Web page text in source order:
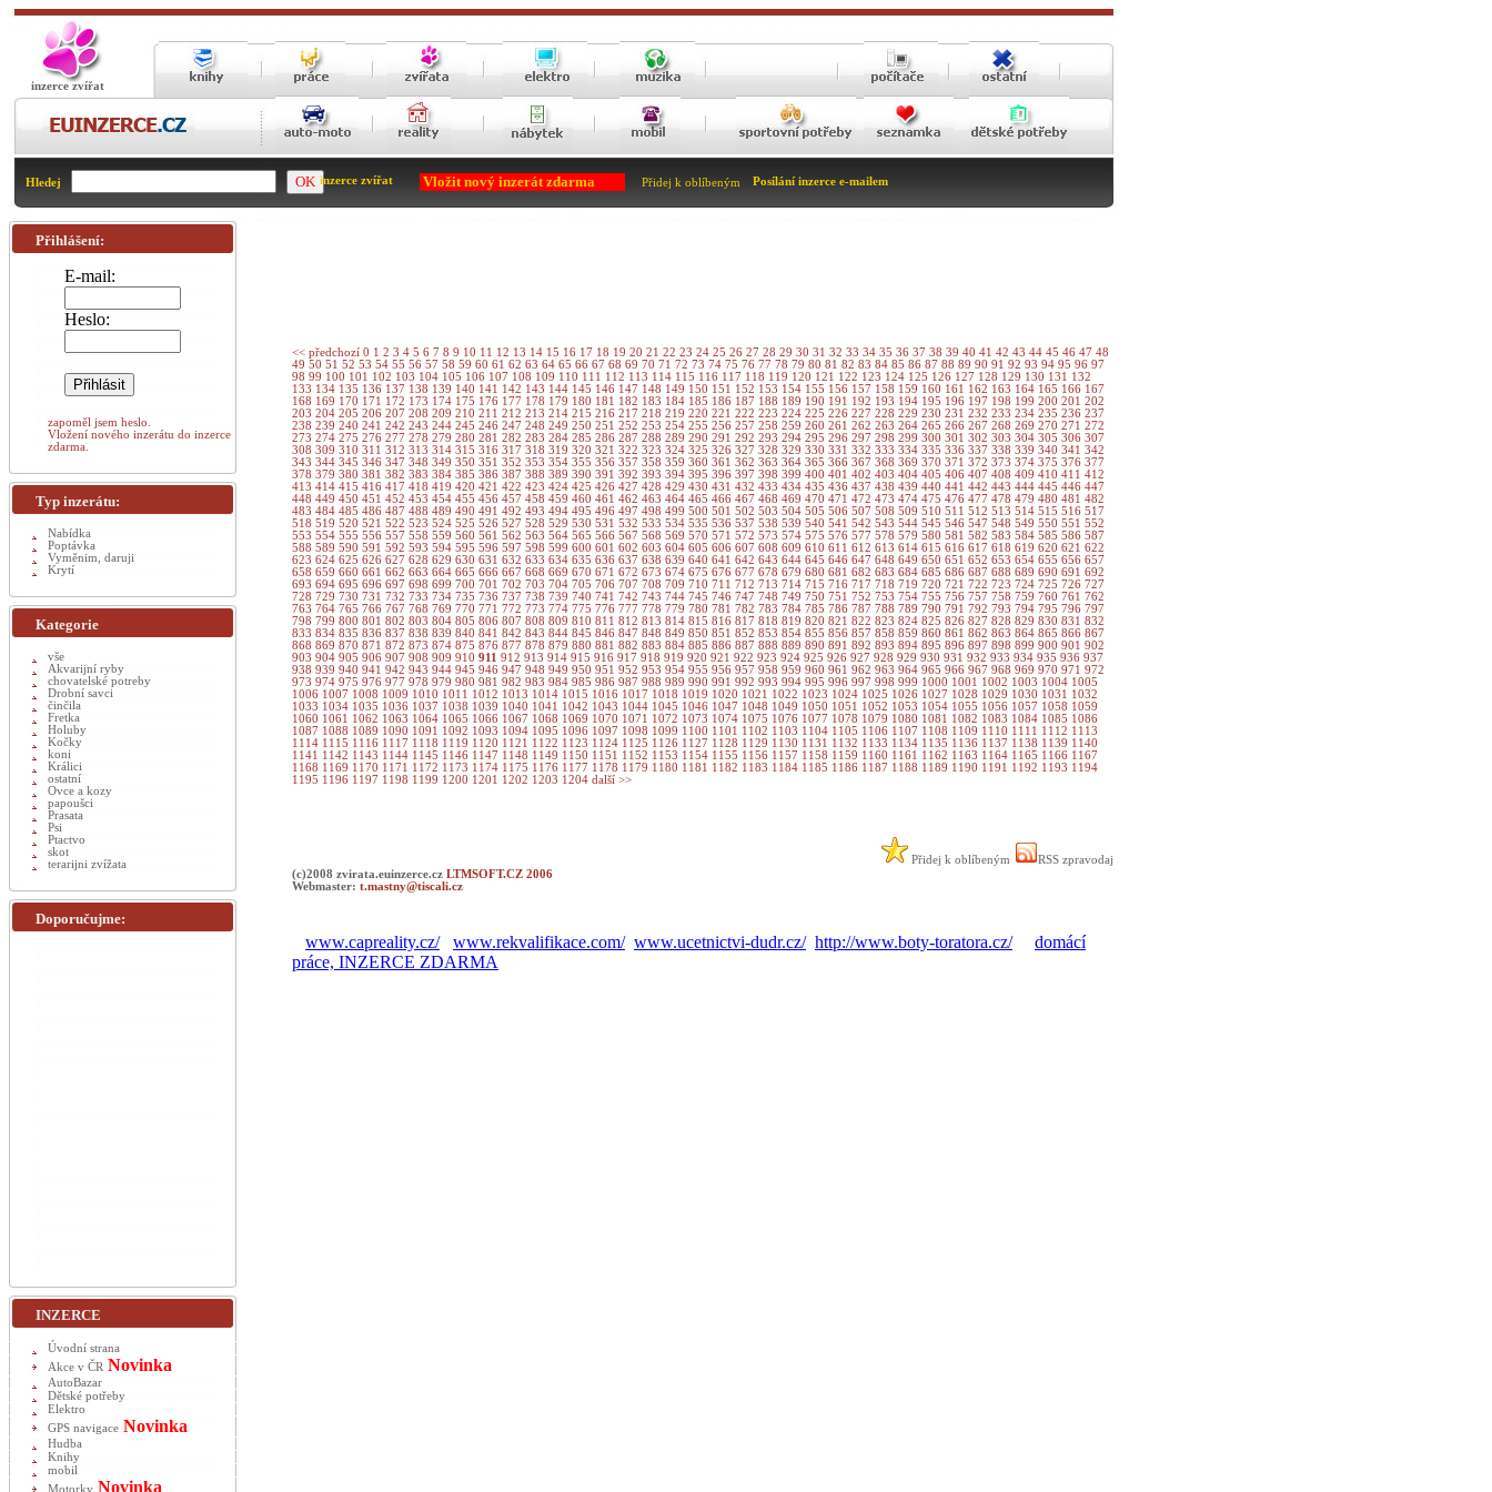
inzerce zvířat
Hledej inzerce zvířat Vložit nový inzerát zdarma Přidej k oblíbeným Posílání inzerce e-mailem
<< předchozí 0 1 2 3 4 5 6 7 8 9 10 11 12 13 14 15 16 17 18 19 20 21 22 23 24 25 26 27 28 29 30 31 32 33 34 35 36 37 38 39 40 41 42 43 44 45 46 47 48
49 50 51 52 53 54 55 56 57 58 59 60 61 62 63 64 65 66 67 68 69 70 71 72 73 74 75 76 77 78 79 80 81 82 83 84 85 86 87 88 89 90 91 92 93 94 95 96 97
98 99 100 101 102 103 104 105 106 107 108 109 110 111 112 113 114 115 116 117 118 119 120 121 122 123 124 125 126 127 128 129 130 131 132
133 134 135 136 137 138 139 140 141 142 143 144 145 146 147 148 149 150 151 152 153 154 155 156 157 158 159 160 161 162 163 164 165 166 167
168 169 170 171 172 173 174 175 176 177 178 179 180 181 182 183 184 185 186 187 188 189 190 191 192 193 194 195 196 197 198 199 200 201 202
203 204 205 206 207 208 209 210 211 212 213 214 215 216 217 218 219 220 221 222 223 224 225 226 227 228 229 230 231 232 233 234 235 236 237
238 239 240 241 242 243 244 245 246 247 248 249 250 251 252 253 254 255 256 257 258 259 260 261 262 263 264 265 266 267 268 269 270 271 272
273 274 275 276 277 278 279 280 281 282 283 284 285 286 287 288 289 290 291 292 293 294 295 296 297 298 299 300 301 302 303 304 305 306 307
308 309 310 311 312 313 314 315 316 317 318 319 320 321 322 323 324 325 326 327 328 329 330 331 332 333 334 335 336 337 338 339 340 341 342
343 344 345 346 347 348 349 350 351 352 353 354 355 356 357 358 359 360 361 362 363 364 365 366 367 368 369 370 371 372 373 374 375 376 377
378 379 380 381 382 383 384 385 386 387 388 389 390 391 392 393 394 395 396 397 398 399 400 401 402 403 404 405 406 407 408 409 410 411 412
413 414 415 416 417 418 419 420 421 422 423 424 425 426 427 428 429 430 431 432 433 434 435 436 437 438 439 440 441 442 443 444 445 446 447
448 449 450 451 452 453 454 455 456 457 458 459 460 461 462 463 464 465 466 467 468 469 470 471 472 473 474 475 476 477 478 479 480 481 482
483 484 485 486 487 488 489 490 491 492 493 494 495 496 497 498 499 500 501 502 503 504 505 506 507 508 509 510 511 512 513 514 515 516 517
518 519 520 521 522 523 524 525 526 527 528 529 530 531 532 533 534 535 536 537 538 539 540 541 542 543 544 545 546 547 548 549 550 551 552
553 554 555 556 557 558 559 560 561 562 563 564 565 566 567 568 569 570 571 572 573 574 575 576 577 578 579 580 581 582 583 584 585 586 587
588 589 590 591 592 593 594 595 596 597 598 599 600 601 602 603 604 605 606 607 608 609 610 611 612 613 614 615 616 617 618 619 620 621 622
623 624 625 626 627 628 629 630 631 632 633 634 635 636 637 638 639 640 641 642 643 644 645 646 647 648 649 650 651 652 653 654 655 656 657
658 659 660 661 662 663 664 665 666 667 668 669 670 671 672 673 674 675 676 677 678 679 680 681 682 683 684 685 686 687 688 689 690 691 692
693 694 695 696 697 698 699 700 701 702 703 704 705 706 707 708 709 710 711 712 713 714 715 716 717 718 719 720 721 722 723 724 725 726 727
728 729 730 731 732 733 734 735 736 737 738 739 740 741 742 743 744 745 746 747 748 749 750 751 752 753 754 755 756 757 758 759 760 761 762
763 764 765 766 767 768 769 770 771 772 773 774 775 776 777 778 779 780 781 782 783 784 785 786 787 788 789 790 791 792 793 794 795 796 797
798 799 800 801 802 803 804 805 806 807 808 809 810 811 812 813 814 815 816 817 818 819 820 821 822 823 824 825 826 827 828 829 830 831 832
833 834 835 836 837 838 839 840 841 842 843 844 845 846 847 848 849 850 851 852 853 854 855 856 857 858 859 860 861 862 863 864 865 866 867
868 869 870 871 872 873 874 875 876 877 878 879 880 881 882 883 884 885 886 887 888 889 890 891 892 893 894 895 896 897 898 899 900 901 902
903 904 905 906 907 908 909 910 911 912 913 914 915 916 917 918 919 920 921 922 923 924 925 926 927 928 929 930 931 932 933 934 935 936 937
938 939 940 941 942 943 944 945 946 947 948 949 950 951 952 953 954 955 956 957 958 959 960 961 962 963 964 965 966 967 968 969 970 971 972
973 974 975 976 977 978 979 980 981 982 983 984 985 986 987 988 989 990 991 992 993 994 995 996 997 998 999 1000 1001 1002 1003 1004 1005
1006 1007 1008 1009 1010 1011 1012 1013 1014 1015 1016 1017 1018 1019 1020 1021 1022 1023 1024 1025 1026 1027 1028 1029 1030 1031 1032
1033 1034 1035 1036 1037 1038 1039 1040 1041 1042 1043 1044 1045 1046 1047 1048 1049 1050 1051 1052 1053 1054 1055 1056 1057 1058 1059
1060 1061 1062 1063 1064 1065 1066 1067 1068 1069 1070 1071 1072 1073 1074 1075 1076 1077 1078 1079 1080 1081 1082 1083 1084 1085 1086
1087 1088 1089 1090 1091 1092 1093 1094 1095 1096 1097 1098 1099 1100 1101 1102 1103 1104 1105 1106 1107 1108 1109 1110 1111 1112 1113
1114 1115 1116 1117 1118 1119 1120 1121 1122 1123 1124 1125 1126 1127 1128 1129 1130 1131 1132 1133 1134 1135 1136 1137 1138 1139 1140
1141 1142 1143 1144 1145 1146 1147 1148 1149 1150 1151 1152 1153 1154 1155 1156 1157 1158 1159 1160 1161 1162 1163 1164 1165 1166 1167
1168 1169 1170 1171 1172 1173 1174 1175 1176 1177 1178 1179 1180 1181 1182 1183 1184 1185 1186 1187 1188 1189 1190 1191 1192 1193 1194
1195 1196 1197 1198 1199 1200 1201 1202 1203 1204 další >>
Přidej k oblíbeným
RSS zpravodaj
(c)2008 zvirata.euinzerce.cz LTMSOFT.CZ 2006
Webmaster: t.mastny@tiscali.cz
www.capreality.cz/ www.rekvalifikace.com/ www.ucetnictvi-dudr.cz/ http://www.boty-toratora.cz/
domácí
práce, INZERCE ZDARMA
Přihlášení:
E-mail:
Heslo:
zapoměl jsem heslo.
Vložení nového inzerátu do inzerce
zdarma.
Typ inzerátu:
Nabídka
Poptávka
Vyměnim, daruji
Krytí
Kategorie
vše
Akvarijní ryby
chovatelské potreby
Drobní savci
činčila
Fretka
Holuby
Kočky
koni
Králici
ostatní
Ovce a kozy
papoušci
Prasata
Psi
Ptactvo
skot
terarijni zvížata
Doporučujme:
INZERCE
Úvodní strana
Akce v ČR Novinka
AutoBazar
Dětské potřeby
Elektro
GPS navigace Novinka
Hudba
Knihy
mobil
Motorky Novinka